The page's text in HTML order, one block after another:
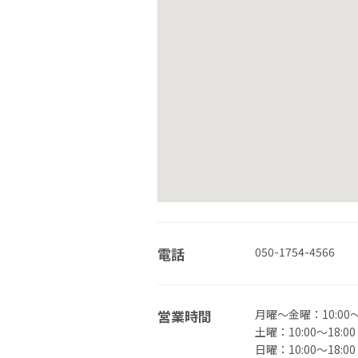
電話 050-1754-4566
営業時間
月曜〜金曜：10:00
土曜：10:00～18:00
日曜：10:00～18:00